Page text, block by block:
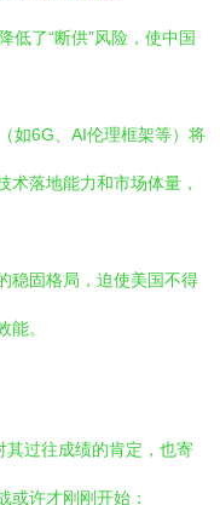
低了“断供”风险，使中国
如6G、AI伦理框架等）将
术落地能力和市场体量，
稳固格局，迫使美国不得
。
其过往成绩的肯定，也寄
或许才刚刚开始：